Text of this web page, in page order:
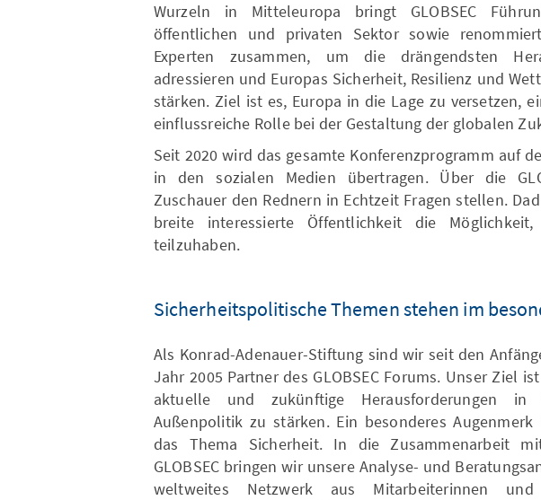
Wurzeln in Mitteleuropa bringt GLOBSEC
öffentlichen und privaten Sektor sowie
Experten zusammen, um die drängendsten
adressieren und Europas Sicherheit, Resilienz und
stärken. Ziel ist es, Europa in die Lage zu versetzen,
einflussreiche Rolle bei der Gestaltung der globalen
Seit 2020 wird das gesamte Konferenzprogramm auf
in den sozialen Medien übertragen. Über die
Zuschauer den Rednern in Echtzeit Fragen stellen.
breite interessierte Öffentlichkeit die
teilzuhaben.
Sicherheitspolitische Themen stehen im
Als Konrad-Adenauer-Stiftung sind wir seit den
Jahr 2005 Partner des GLOBSEC Forums. Unser Ziel
aktuelle und zukünftige Herausforderungen
Außenpolitik zu stärken. Ein besonderes
das Thema Sicherheit. In die Zusammenarbeit
GLOBSEC bringen wir unsere Analyse- und
weltweites Netzwerk aus Mitarbeiterinnen